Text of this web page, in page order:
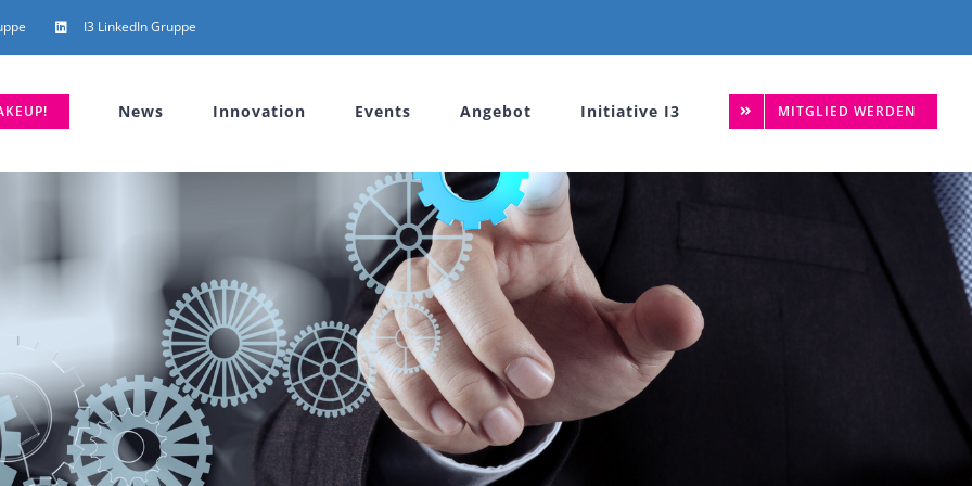
I3 LinkedIn Gruppe
News Innovation Events Angebot Initiative I3 MITGLIED WERDEN